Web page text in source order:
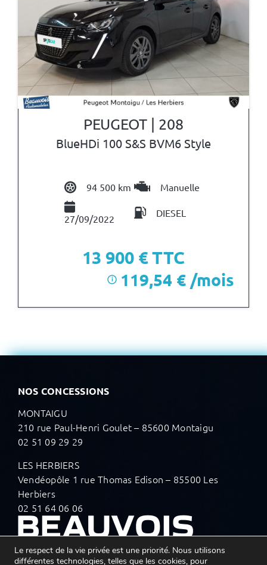
PEUGEOT | 208
BlueHDi 100 S&S BVM6 Style
94 500 km Manuelle
27/09/2022 DIESEL
13 900 € TTC
i 119,54 € /mois
NOS CONCESSIONS
MONTAIGU
210 rue Paul-Henri Goulet – 85600 Montaigu
02 51 09 29 29
LES HERBIERS
Vendéopôle 1 rue Thomas Edison – 85500 Les
Herbiers
02 51 64 06 06
Le respect de la vie privée est une priorité. Nous utilisons
différentes technologies, telles que les cookies, pour